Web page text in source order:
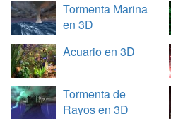
Tormenta Marina
en 3D
Acuario en 3D
Tormenta de
Rayos en 3D